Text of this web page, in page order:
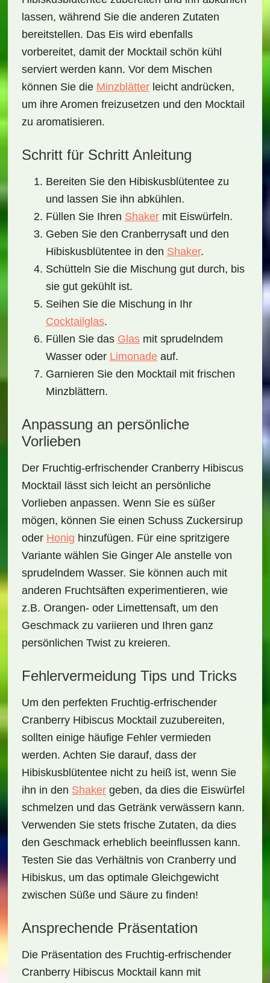
lassen, während Sie die anderen Zutaten
bereitstellen. Das Eis wird ebenfalls
vorbereitet, damit der Mocktail schön kühl
serviert werden kann. Vor dem Mischen
können Sie die Minzblätterleicht andrücken,
um ihre Aromen freizusetzen und den Mocktail
zu aromatisieren.
Schritt für Schritt Anleitung
Bereiten Sie den Hibiskusblütenteezu
und lassen Sie ihn abkühlen.
Füllen Sie Ihren Shakermit Eiswürfeln.
Geben Sie den Cranberrysaftund den
Hibiskusblütenteein den Shaker.
Schütteln Sie die Mischung gut durch, bis
sie gut gekühlt ist.
Seihen Sie die Mischung in Ihr
Cocktailglas.
Füllen Sie das Glasmit sprudelndem
Wasseroder Limonadeauf.
Garnieren Sie den Mocktail mit frischen
Minzblättern.
Anpassung an persönliche
Vorlieben
Der Fruchtig-erfrischender Cranberry Hibiscus
Mocktail
lässt sich leicht an persönliche
Vorlieben anpassen. Wenn Sie es süßer
mögen, können Sie einen Schuss Zuckersirup
oder Honig hinzufügen. Für eine spritzigere
Variante wählen Sie Ginger Aleanstelle von
sprudelndem Wasser. Sie können auch mit
anderen Fruchtsäften experimentieren, wie
z.B. Orangen-oder Limettensaft, um den
Geschmack zu variieren und Ihren ganz
persönlichen Twist zu kreieren.
Fehlervermeidung Tips und Tricks
Um den perfekten Fruchtig-erfrischender
Cranberry Hibiscus Mocktail zuzubereiten,
sollten einige häufige Fehler vermieden
werden. Achten Sie darauf, dass der
Hibiskusblütenteenicht zu heiß ist, wenn Sie
ihn in den Shakergeben, da dies die Eiswürfel
schmelzen und das Getränk verwässern kann.
Verwenden Sie stets frische Zutaten, da dies
den Geschmack erheblich beeinflussen kann.
Testen Sie das Verhältnis von Cranberry und
Hibiskus, um das optimale Gleichgewicht
zwischen Süße und Säure zu finden!
Ansprechende Präsentation
Die Präsentation des Fruchtig-erfrischender
Cranberry Hibiscus Mocktail kann mit